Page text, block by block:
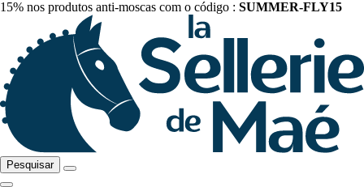
15% nos produtos anti-moscas com o código : SUMMER-FLY15
Pesquisar